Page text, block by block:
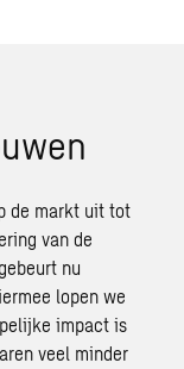
de markt uit tot
van de
nu
lopen we
impact is
veel minder